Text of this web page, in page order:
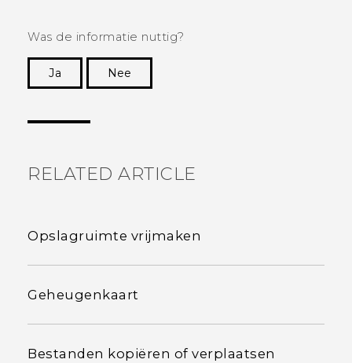
Was de informatie nuttig?
Ja
Nee
RELATED ARTICLE
Opslagruimte vrijmaken
Geheugenkaart
Bestanden kopiëren of verplaatsen